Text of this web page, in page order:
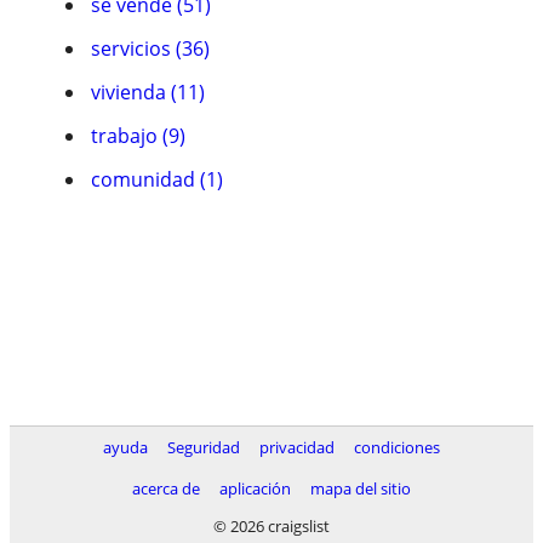
servicios (36)
vivienda (11)
trabajo (9)
comunidad (1)
ayuda Seguridad privacidad
condiciones
acerca de
aplicación
mapa del sitio
© 2026 craigslist